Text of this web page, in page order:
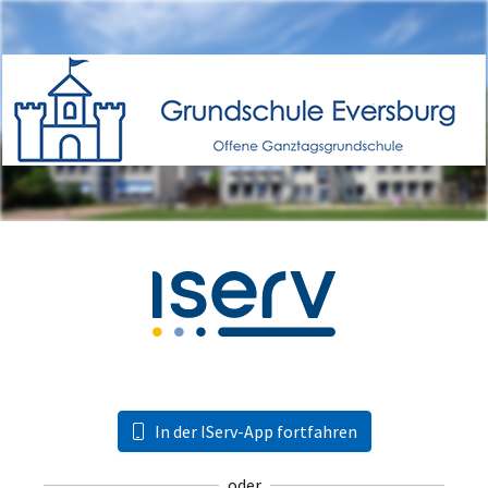
In der IServ-App fortfahren